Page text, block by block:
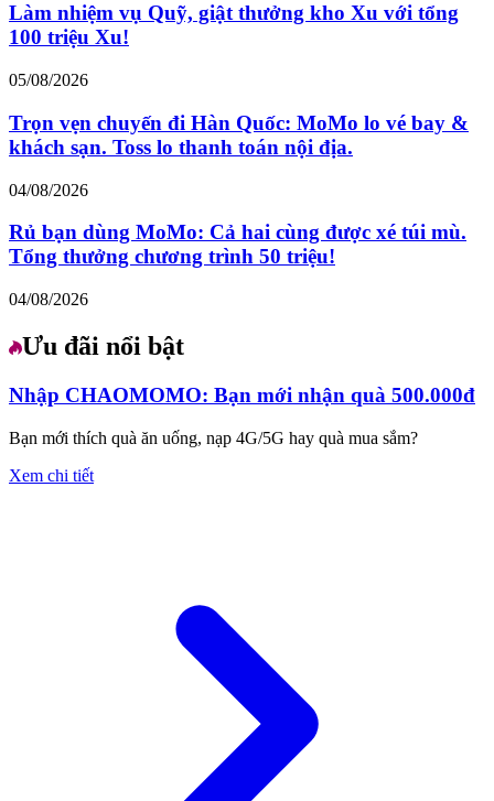
Làm nhiệm vụ Quỹ, giật thưởng kho Xu với tổng
100 triệu Xu!
05/08/2026
Trọn vẹn chuyến đi Hàn Quốc: MoMo lo vé bay &
khách sạn. Toss lo thanh toán nội địa.
04/08/2026
Rủ bạn dùng MoMo: Cả hai cùng được xé túi mù.
Tổng thưởng chương trình 50 triệu!
04/08/2026
Ưu đãi nổi bật
Nhập CHAOMOMO: Bạn mới nhận quà 500.000đ
Bạn mới thích quà ăn uống, nạp 4G/5G hay quà mua sắm?
Xem chi tiết